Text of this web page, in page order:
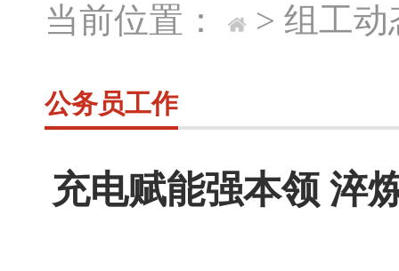
当前位置： > 组工动
公务员工作
充电赋能强本领 淬